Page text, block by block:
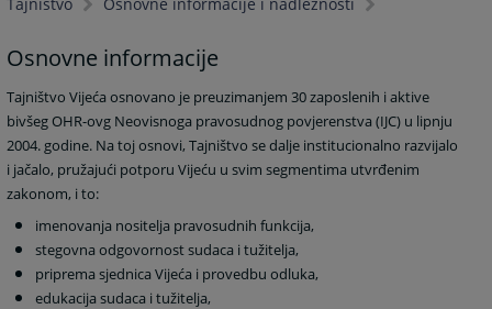
Tajništvo Osnovne informacije i nadležnosti
Osnovne informacije
Tajništvo Vijeća osnovano je preuzimanjem 30 zaposlenih i aktive
bivšeg OHR-ovg Neovisnoga pravosudnog povjerenstva (IJC) u lipnju
2004. godine. Na toj osnovi, Tajništvo se dalje institucionalno razvijalo
i jačalo, pružajući potporu Vijeću u svim segmentima utvrđenim
zakonom, i to:
imenovanja nositelja pravosudnih funkcija,
stegovna odgovornost sudaca i tužitelja,
priprema sjednica Vijeća i provedbu odluka,
edukacija sudaca i tužitelja,